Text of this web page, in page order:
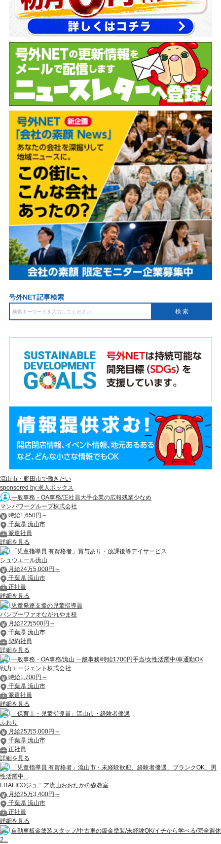
号外NET記事検索
流山市・野田市で働きたい
sponsored by 求人ボックス
一般事務・OA事務/正社員大手企業の広報残業少なめ
マンパワーグループ株式会社
時給1,650円～
千葉県 流山市
派遣社員
詳細を見る
「児童指導員 有資格者」賞与あり・放課後等デイサービス
シュウエール流山
月給24万5,000円～
千葉県 流山市
正社員
詳細を見る
児童発達支援の児童指導員
バンブーワァオながれやま校
月給22万500円～
千葉県 流山市
契約社員
詳細を見る
一般事務・OA事務/流山 一般事務/時給1700円手当/女性活躍中/車通勤OK
戦力エージェント株式会社
時給1,700円～
千葉県 流山市
派遣社員
詳細を見る
「保育士・児童指導員」流山市・経験者優遇
ふわり
月給25万5,000円～
千葉県 流山市
正社員
詳細を見る
「児童指導員 有資格者」流山市・未経験歓迎、経験者優遇、ブランクOK、男
性活躍中...
LITALICOジュニア流山おおたかの森教室
月給25万3,400円～
千葉県 流山市
正社員
詳細を見る
自動車板金塗装スタッフ/中古車の鈑金塗装/未経験OK/イチから学べる/完全週休
2...